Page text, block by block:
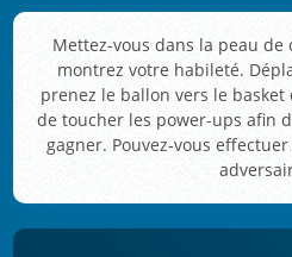
Mettez-vous dans la peau de
montrez votre habileté.
prenez le ballon vers le basket
de toucher les power-ups afin
gagner. Pouvez-vous